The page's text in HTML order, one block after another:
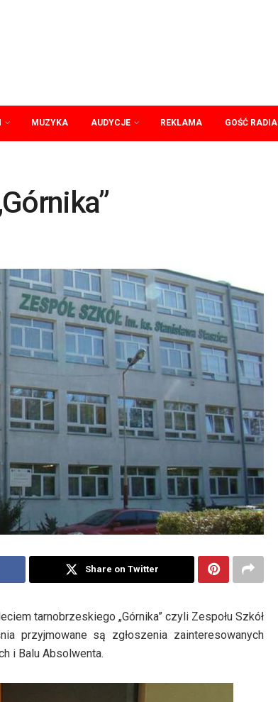
MUZYKA AUDYCJE REKLAMA GOŚĆ RADIA
Share on Twitter
tarnobrzeskiego „Górnika” czyli Zespołu Szkół
przyjmowane są zgłoszenia zainteresowanych
i Balu Absolwenta.